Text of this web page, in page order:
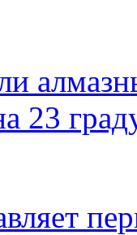
23